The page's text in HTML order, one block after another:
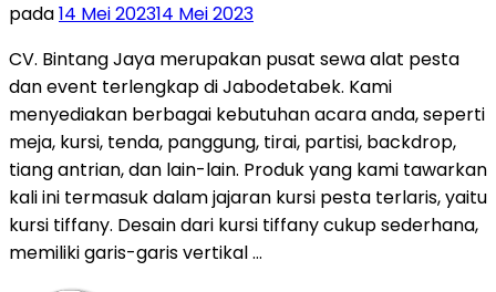
pada14 Mei 202314 Mei 2023
CV. Bintang Jaya merupakan pusat sewa alat pesta
dan event terlengkap di Jabodetabek. Kami
menyediakan berbagai kebutuhan acara anda, seperti
meja, kursi, tenda, panggung, tirai, partisi, backdrop,
tiang antrian, dan lain-lain. Produk yang kami tawarkan
kali ini termasuk dalam jajaran kursi pesta terlaris, yaitu
kursi tiffany. Desain dari kursi tiffany cukup sederhana,
memiliki garis-garis vertikal …